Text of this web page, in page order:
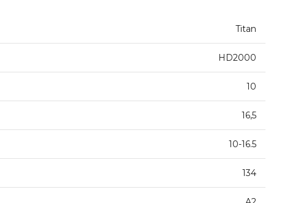
Titan
HD2000
10
16,5
10-16.5
134